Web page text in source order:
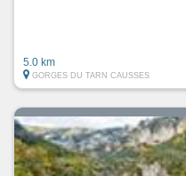
5.0 km
GORGES DU TARN CAUSSES